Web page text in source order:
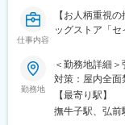
登用となり、
して安定就業
◆医療業界に貢
最新のIoT技術
れていた薬剤
可能にしました
仕事内容
【お人柄重視
ッグストア「
■職務内容：
既にお取引の
薬（救急箱）
す。
勤務地
＜勤務地詳細
対策：屋内全面
【最寄り駅】
撫牛子駅、弘前